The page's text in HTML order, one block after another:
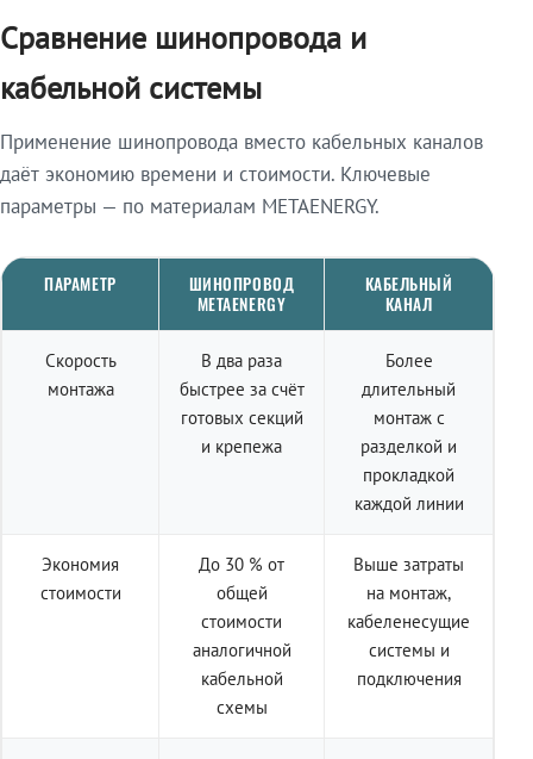
Сравнение шинопровода и
кабельной системы
Применение шинопровода вместо кабельных каналов
даёт экономию времени и стоимости. Ключевые
параметры — по материалам METAENERGY.
ПАРАМЕТР
ШИНОПРОВОД
METAENERGY
КАБЕЛЬНЫЙ
КАНАЛ
Скорость
монтажа
В два раза
быстрее за счёт
готовых секций
и крепежа
Более
длительный
монтаж с
разделкой и
прокладкой
каждой линии
Экономия
стоимости
До 30 % от
общей
стоимости
аналогичной
кабельной
схемы
Выше затраты
на монтаж,
кабеленесущие
системы и
подключения